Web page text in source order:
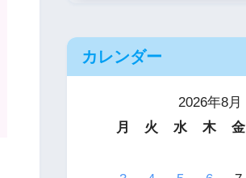
カレンダー
2026年8月
月
火 水 木 金